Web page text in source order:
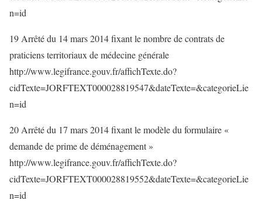
n=id
19 Arrêté du 14 mars 2014 fixant le nombre de contrats de
praticiens territoriaux de médecine générale
http://www.legifrance.gouv.fr/affichTexte.do?
cidTexte=JORFTEXT000028819547&dateTexte=&categorieLie
n=id
20 Arrêté du 17 mars 2014 fixant le modèle du formulaire «
demande de prime de déménagement »
http://www.legifrance.gouv.fr/affichTexte.do?
cidTexte=JORFTEXT000028819552&dateTexte=&categorieLie
n=id